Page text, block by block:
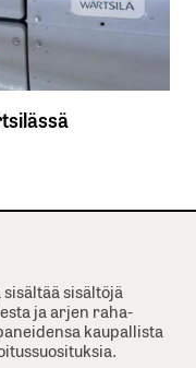
sisältöjä
ja arjen raha-
kaupallista